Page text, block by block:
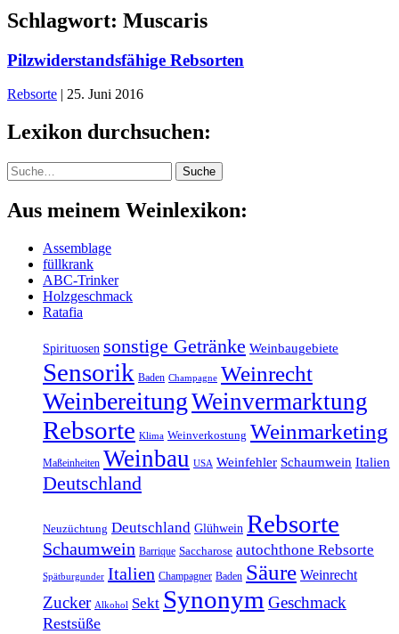
Schlagwort: Muscaris
Pilzwiderstandsfähige Rebsorten
Rebsorte | 25. Juni 2016
Lexikon durchsuchen:
Suche Suche
Aus meinem Weinlexikon:
Assemblage
füllkrank
ABC-Trinker
Holzgeschmack
Ratafia
Spirituosen sonstige Getränke Weinbaugebiete
Sensorik Baden Champagne Weinrecht
WeinbereitungWeinvermarktung
Rebsorte Klima Weinverkostung Weinmarketing
Maßeinheiten Weinbau USA Weinfehler Schaumwein Italien
Deutschland
Neuzüchtung Deutschland Glühwein Rebsorte
Schaumwein Barrique Saccharose autochthone Rebsorte
Spätburgunder Italien Champagner Baden Säure Weinrecht
Zucker Alkohol Sekt Synonym Geschmack
Restsüße